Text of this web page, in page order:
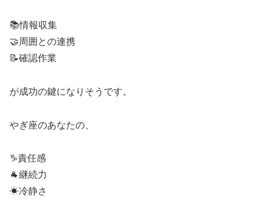
📚情報収集
🤝周囲との連携
📝確認作業
が成功の鍵になりそうです。
やぎ座のあなたの、
♑責任感
🐐継続力
☀冷静さ